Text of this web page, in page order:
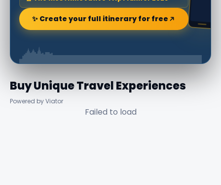
✨ Create your full itinerary for free
Buy Unique Travel Experiences
Powered by Viator
Failed to load